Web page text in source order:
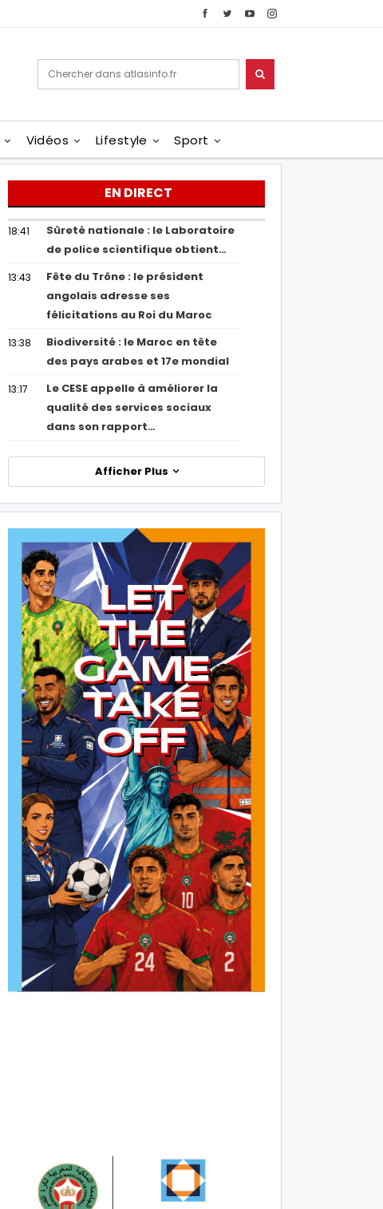
Vidéos Lifestyle Sport
EN DIRECT
18:41
Sûreté nationale : le Laboratoire
de police scientifique obtient…
13:43
Fête du Trône : le président
angolais adresse ses
félicitations au Roi du Maroc
13:38
Biodiversité : le Maroc en tête
des pays arabes et 17e mondial
13:17
Le CESE appelle à améliorer la
qualité des services sociaux
dans son rapport…
Afficher Plus